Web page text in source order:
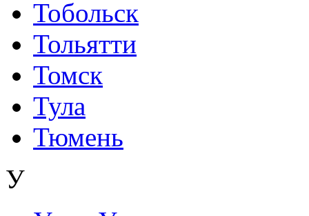
Тобольск
Тольятти
Томск
Тула
Тюмень
У